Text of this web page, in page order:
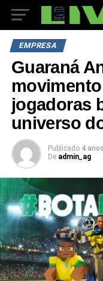
EMPRESA
Guaraná
jogadoras
universo
Publicado 4
De admin_ag